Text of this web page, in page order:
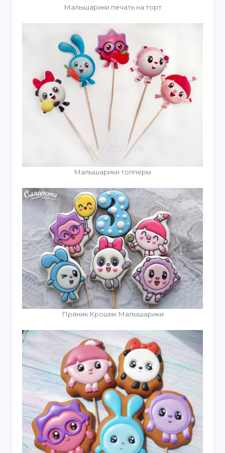
Малышарики печать на торт
Малышарики топперы
Пряник Крошик Малышарики